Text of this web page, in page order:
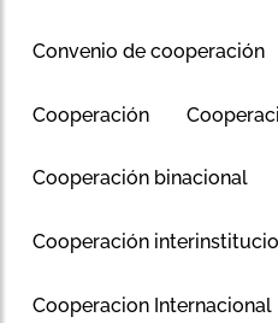
Convenio de cooperación
Cooperación
Cooperación binacional
Cooperación
Cooperacion Internacional